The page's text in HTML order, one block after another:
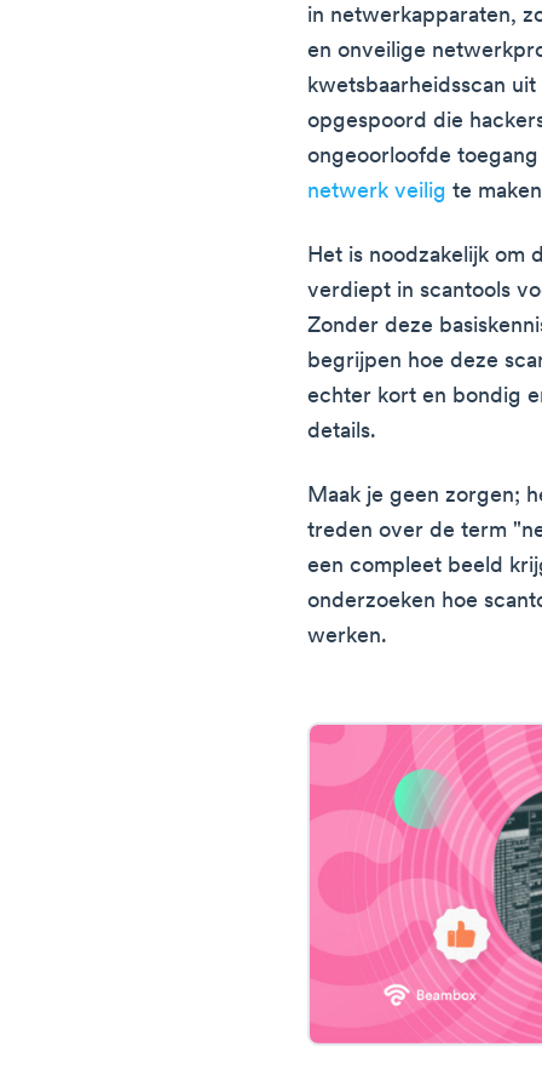
in netwerkapparaten,
en onveilige
kwetsbaarheidsscan
opgespoord die
ongeoorloofde
netwerk veilig te
Het is noodzakelijk om
verdiept in scantools
Zonder deze
begrijpen hoe deze
echter kort en bondig
details.
Maak je geen zorgen;
treden over de term
een compleet beeld
onderzoeken hoe
werken.